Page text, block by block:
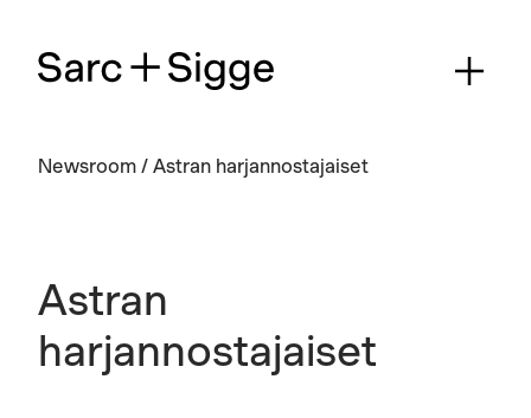
Newsroom / Astran harjannostajaiset
Astran
harjannostajaiset